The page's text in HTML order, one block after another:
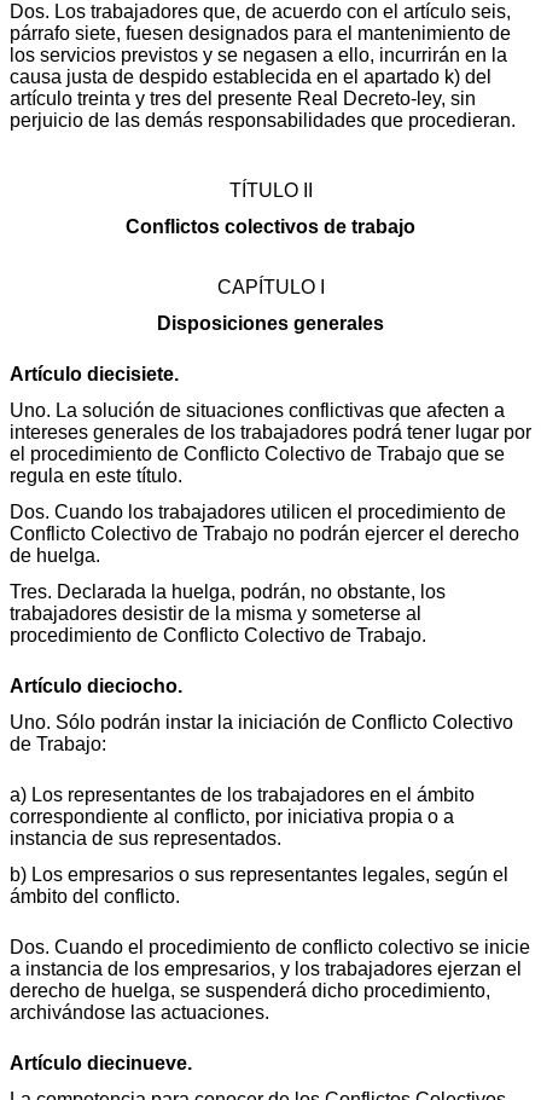
Dos. Los trabajadores que, de acuerdo con el artículo seis,
párrafo siete, fuesen designados para el mantenimiento de
los servicios previstos y se negasen a ello, incurrirán en la
causa justa de despido establecida en el apartado k) del
artículo treinta y tres del presente Real Decreto-ley, sin
perjuicio de las demás responsabilidades que procedieran.
TÍTULO II
Conflictos colectivos de trabajo
CAPÍTULO I
Disposiciones generales
Artículo diecisiete.
Uno. La solución de situaciones conflictivas que afecten a
intereses generales de los trabajadores podrá tener lugar por
el procedimiento de Conflicto Colectivo de Trabajo que se
regula en este título.
Dos. Cuando los trabajadores utilicen el procedimiento de
Conflicto Colectivo de Trabajo no podrán ejercer el derecho
de huelga.
Tres. Declarada la huelga, podrán, no obstante, los
trabajadores desistir de la misma y someterse al
procedimiento de Conflicto Colectivo de Trabajo.
Artículo dieciocho.
Uno. Sólo podrán instar la iniciación de Conflicto Colectivo
de Trabajo:
a) Los representantes de los trabajadores en el ámbito
correspondiente al conflicto, por iniciativa propia o a
instancia de sus representados.
b) Los empresarios o sus representantes legales, según el
ámbito del conflicto.
Dos. Cuando el procedimiento de conflicto colectivo se inicie
a instancia de los empresarios, y los trabajadores ejerzan el
derecho de huelga, se suspenderá dicho procedimiento,
archivándose las actuaciones.
Artículo diecinueve.